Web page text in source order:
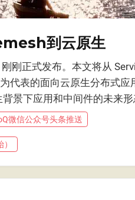
到云原生
刚正式发布。本文将从
代表的面向云原生分布式应
景下应用和中间件的未来形
微信公众号头条推送